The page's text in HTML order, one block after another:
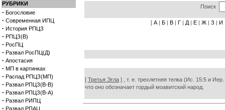
РУБРИКИ
· Богословие
· Современная ИПЦ
· История РПЦЗ
· РПЦЗ(В)
· РосПЦ
· Развал РосПЦ(Д)
· Апостасия
· МП в картинках
· Распад РПЦЗ(МП)
· Развал РПЦЗ(В-В)
· Развал РПЦЗ(В-А)
· Развал РИПЦ
· Развал РПАЦ
Поиск
[ А | Б | В | Г | Д | Е | Ж | З | И
[ Третья Эгла ] , т. е. трехлетняя телка (Ис. 15:5 и
что оно обозначает гордый моавитский народ.